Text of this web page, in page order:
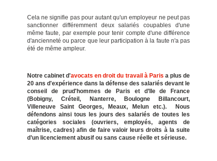
Cela ne signifie pas pour autant qu'un employeur ne peut pas
sanctionner différemment deux salariés coupables d'une
même faute, par exemple pour tenir compte d'une différence
d'ancienneté ou parce que leur participation à la faute n'a pas
été de même ampleur.
Notre cabinet d'avocats en droit du travail à Paris a plus de
20 ans d'expérience dans la défense des salariés devant le
conseil de prud'hommes de Paris et d’Ile de France
(Bobigny, Créteil, Nanterre, Boulogne Billancourt,
Villeneuve Saint Georges, Meaux, Melun etc.). Nous
défendons ainsi tous les jours des salariés de toutes les
catégories sociales (ouvriers, employés, agents de
maîtrise, cadres) afin de faire valoir leurs droits à la suite
d’un licenciement abusif ou sans cause réelle et sérieuse.